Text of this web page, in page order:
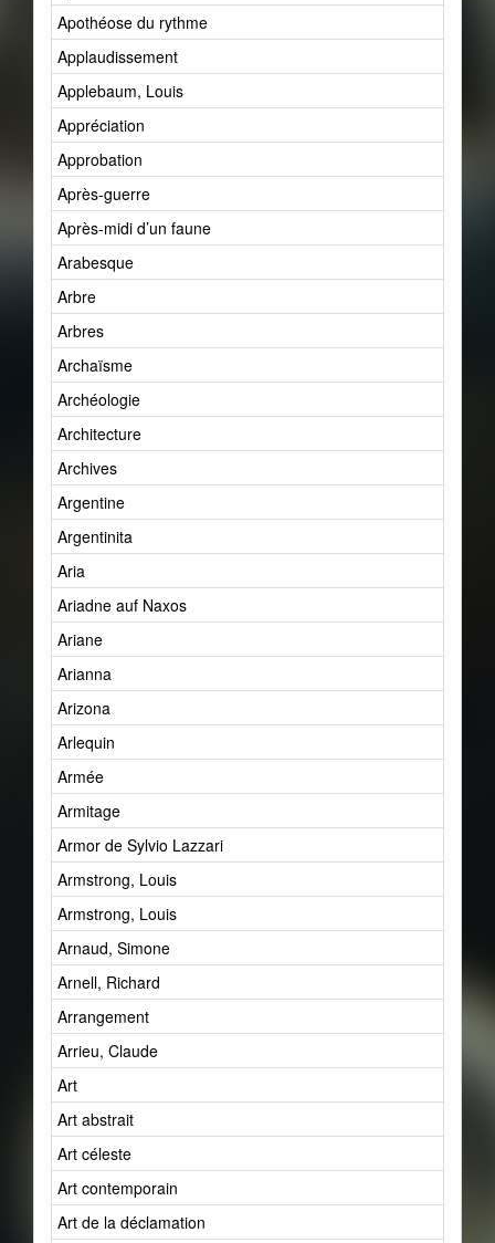
Apothéose du rythme
Applaudissement
Applebaum, Louis
Appréciation
Approbation
Après-guerre
Après-midi d’un faune
Arabesque
Arbre
Arbres
Archaïsme
Archéologie
Architecture
Archives
Argentine
Argentinita
Aria
Ariadne auf Naxos
Ariane
Arianna
Arizona
Arlequin
Armée
Armitage
Armor de Sylvio Lazzari
Armstrong, Louis
Armstrong, Louis
Arnaud, Simone
Arnell, Richard
Arrangement
Arrieu, Claude
Art
Art abstrait
Art céleste
Art contemporain
Art de la déclamation